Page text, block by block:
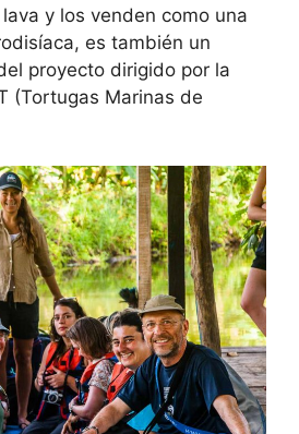
y los venden como una
es también un
proyecto dirigido por la
(Tortugas Marinas de